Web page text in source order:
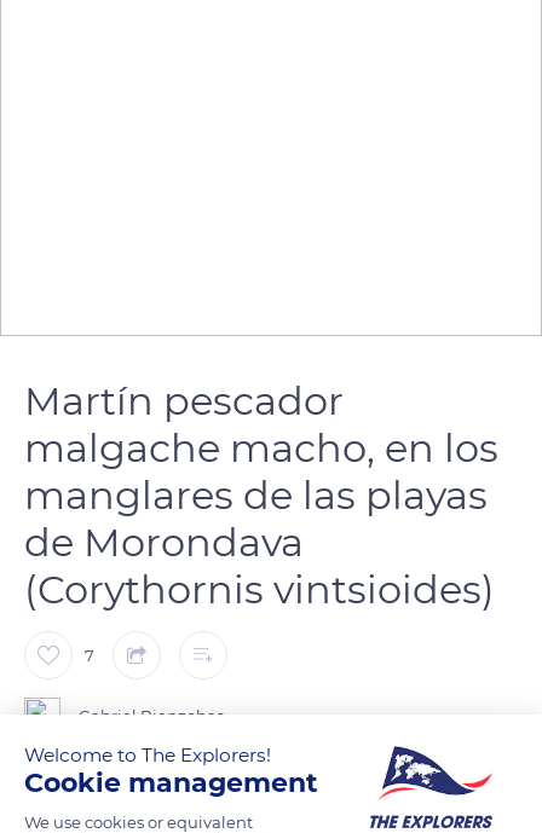
Martín pescador
malgache macho, en los
manglares de las playas
de Morondava
(Corythornis vintsioides)
7
Gabriel Bienzobas
coraciforme de la familia Alcedinidae endémica de las islas de
Madagascar y las Comoras.​ Está cercanamente emparentado
Welcome to The Explorers!
Cookie management
We use cookies or equivalent